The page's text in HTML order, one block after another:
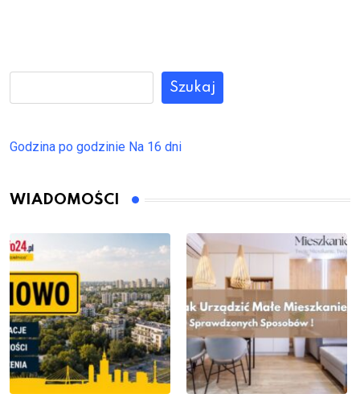
Szukaj
Godzina po godzinie Na 16 dni
WIADOMOŚCI